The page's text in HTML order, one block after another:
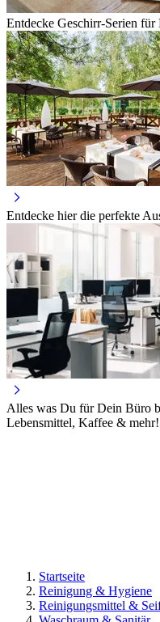
Entdecke Geschirr-Serien für
Entdecke hier die perfekte
Alles was Du für Dein Büro
Lebensmittel, Kaffee & mehr!
Startseite
Reinigung & Hygiene
Reinigungsmittel &